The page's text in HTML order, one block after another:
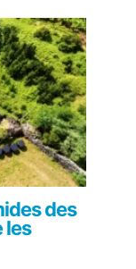
des
les